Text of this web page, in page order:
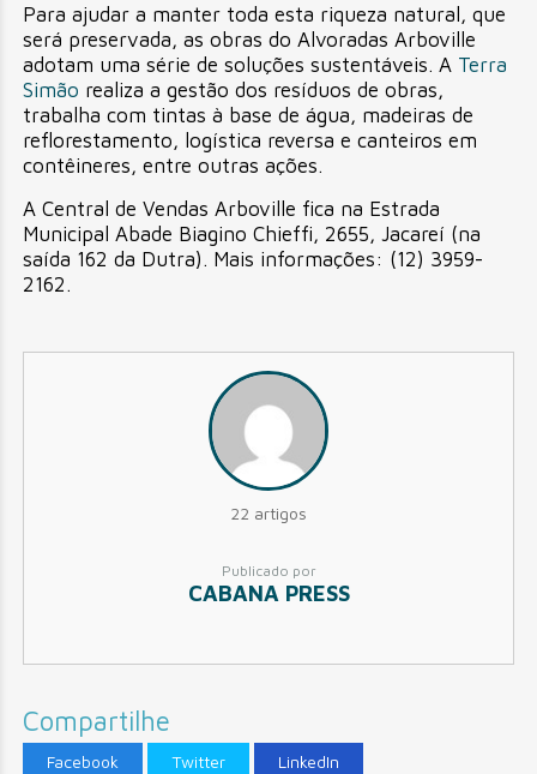
Para ajudar a manter toda esta riqueza natural, que
será preservada, as obras do Alvoradas Arboville
adotam uma série de soluções sustentáveis. A Terra
Simão realiza a gestão dos resíduos de obras,
trabalha com tintas à base de água, madeiras de
reflorestamento, logística reversa e canteiros em
contêineres, entre outras ações.
A Central de Vendas Arboville fica na Estrada
Municipal Abade Biagino Chieffi, 2655, Jacareí (na
saída 162 da Dutra). Mais informações: (12) 3959-
2162.
22 artigos
Publicado por
CABANA PRESS
Compartilhe
Facebook Twitter LinkedIn